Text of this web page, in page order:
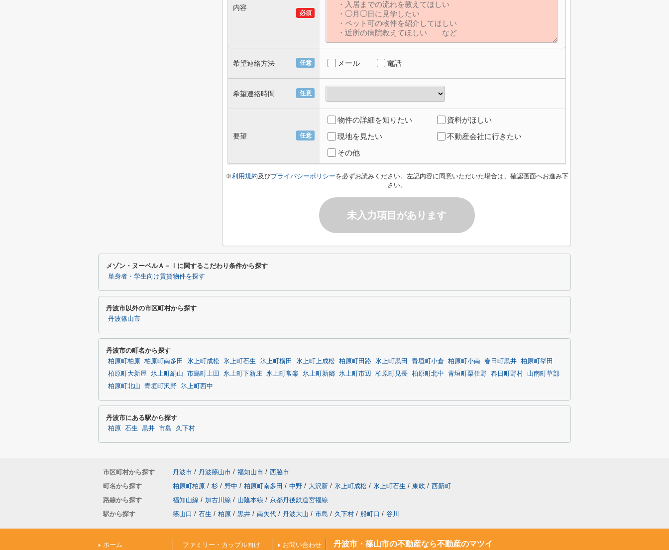
必須
内容
任意
希望連絡方法 メール 電話
任意
希望連絡時間
任意
要望
物件の詳細を知りたい
資料がほしい
現地を見たい
不動産会社に行きたい
その他
※利用規約及びプライバシーポリシーを必ずお読みください。左記内容に同意いただいた場合は、確認画面へお進み下
さい。
未入力項目があります
メゾン・ヌーベルＡ－Ⅰに関するこだわり条件から探す
単身者・学生向け賃貸物件を探す
丹波市以外の市区町村から探す
丹波篠山市
丹波市の町名から探す
柏原町柏原 柏原町南多田 氷上町成松 氷上町石生 氷上町横田 氷上町上成松 柏原町田路 氷上町黒田 青垣町小倉 柏原町小南 春日町黒井 柏原町挙田
柏原町大新屋
氷上町絹山 市島町上田 氷上町下新庄 氷上町常楽 氷上町新郷 氷上町市辺 柏原町見長 柏原町北中 青垣町栗住野 春日町野村
山南町草部
柏原町北山
青垣町沢野 氷上町西中
丹波市にある駅から探す
柏原 石生 黒井 市島 久下村
市区町村から探す 丹波市 / 丹波篠山市 / 福知山市 / 西脇市
町名から探す
柏原町柏原 / 杉 / 野中 / 柏原町南多田 / 中野 / 大沢新 / 氷上町成松 / 氷上町石生 / 東吹 / 西新町
路線から探す
福知山線 / 加古川線 / 山陰本線 / 京都丹後鉄道宮福線
駅から探す
篠山口 / 石生 / 柏原 / 黒井 / 南矢代 / 丹波大山 / 市島 / 久下村 / 船町口 / 谷川
ホーム ファミリー・カップル向け お問い合わせ 丹波市・篠山市の不動産なら不動産のマツイ